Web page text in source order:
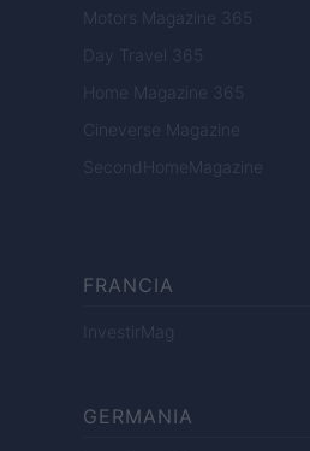
Motors Magazine 365
Day Travel 365
Home Magazine 365
Cineverse Magazine
SecondHomeMagazine
FRANCIA
InvestirMag
GERMANIA